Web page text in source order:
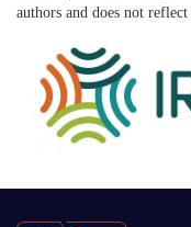
authors and does not